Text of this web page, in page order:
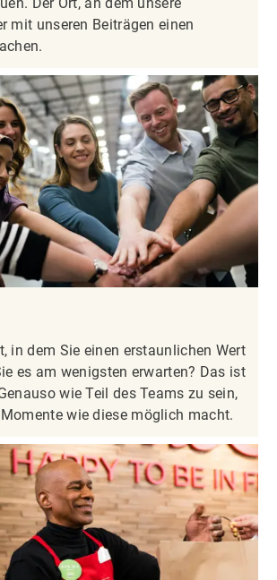
mit unseren Beiträgen einen
in dem Sie einen erstaunlichen Wert
es am wenigsten erwarten? Das ist
wie Teil des Teams zu sein,
wie diese möglich macht.